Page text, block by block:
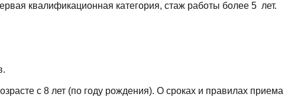
квалификационная категория, стаж работы более 5 лет.
с 8 лет (по году рождения). О сроках и правилах приема